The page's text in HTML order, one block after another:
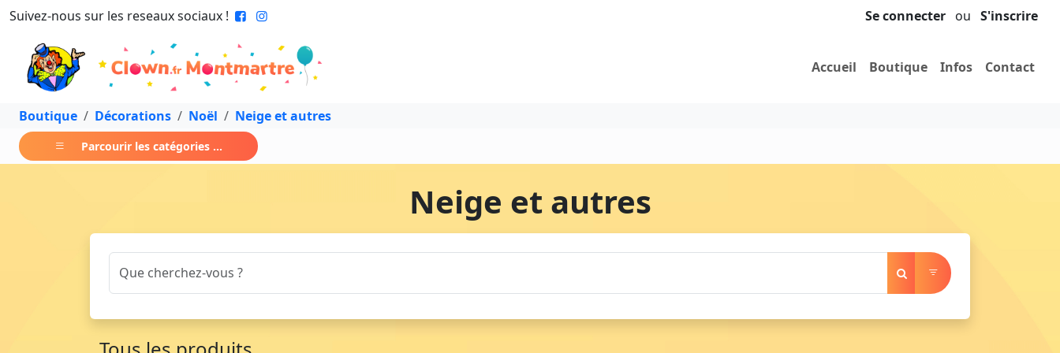
Suivez-nous sur les reseaux sociaux ! Se connecter ou S'inscrire
Accueil Boutique Infos Contact
Boutique Décorations Noël Neige et autres
Parcourir les catégories ...
Neige et autres